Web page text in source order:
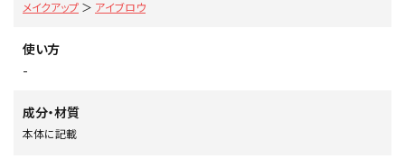
メイクアップ ＞ アイブロウ
使い方
-
成分・材質
本体に記載